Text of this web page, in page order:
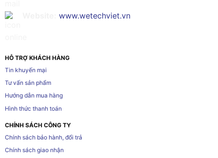
www.wetechviet.vn
HỖ TRỢ KHÁCH HÀNG
Tin khuyến mại
Tư vấn sản phẩm
Hướng dẫn mua hàng
Hình thức thanh toán
CHÍNH SÁCH CÔNG TY
Chính sách bảo hành, đổi trả
Chính sách giao nhận